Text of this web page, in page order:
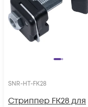
SNR-HT-FK28
Стриппер FK28 для